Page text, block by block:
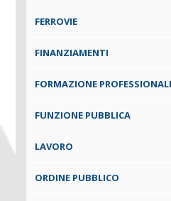
FERROVIE
FINANZIAMENTI
FORMAZIONE
FUNZIONE PUBBLICA
LAVORO
ORDINE PUBBLICO